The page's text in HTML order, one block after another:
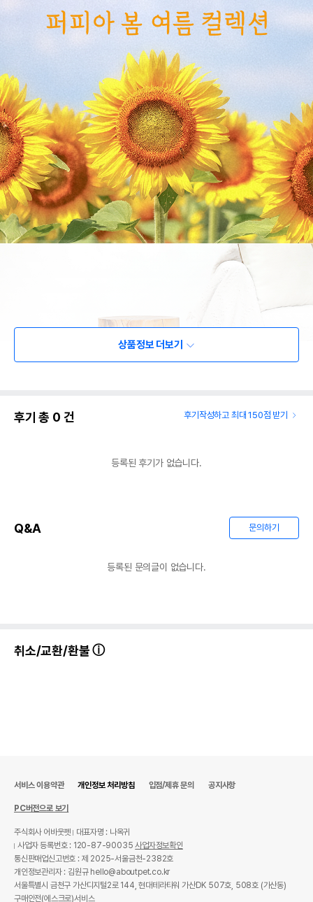
상품정보 더보기
후기 총 0 건 후기작성하고 최대 150점 받기
등록된 후기가 없습니다.
Q&A 문의하기
등록된 문의글이 없습니다.
취소/교환/환불
서비스 이용약관 개인정보 처리방침 입점/제휴 문의 공지사항
PC버전으로 보기
주식회사 어바웃펫
대표자명 : 나옥귀
사업자 등록번호 : 120-87-90035사업자정보확인
통신판매업신고번호 : 제 2025-서울금천-2382호
개인정보관리자 : 김원규 hello@aboutpet.co.kr
서울특별시 금천구 가산디지털2로 144, 현대테라타워 가산DK 507호, 508호 (가산동)
구매안전(에스크로)서비스